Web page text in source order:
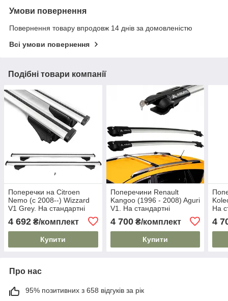
Умови повернення
Повернення товару впродовж 14 днів за домовленістю
Всі умови повернення
Подібні товари компанії
Поперечки на Citroen
Nemo (c 2008--) Wizzard
V1 Grey. На стандартні
ключ. Сірі
4 692 ₴/комплект
Купити
Поперечини Renault
Kangoo (1996 - 2008) Aguri
V1. На стандартні
4 700₴/комплект
Купити
На
4
Про нас
95% позитивних з 658 відгуків за рік